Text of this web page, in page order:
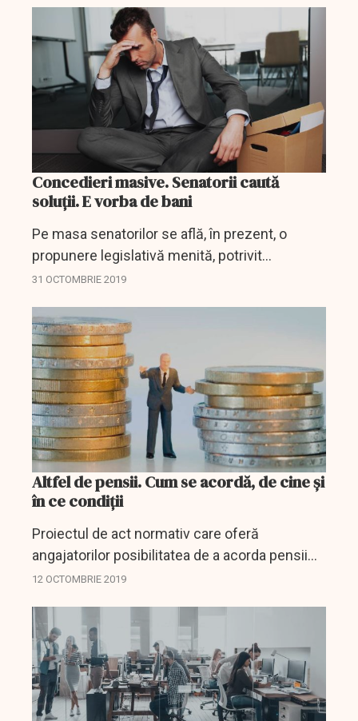
Concedieri masive. Senatorii caută
soluții. E vorba de bani
Pe masa senatorilor se află, în prezent, o
propunere legislativă menită, potrivit
inițiatorilor, să ofere un plus de protecție, în
și...
31 OCTOMBRIE 2019
Altfel de pensii. Cum se acordă, de cine și
în ce condiții
Proiectul de act normativ care oferă
angajatorilor posibilitatea de a acorda pensii
suplimentare propriilor angajați a primit
votul senatorilor. De...
12 OCTOMBRIE 2019